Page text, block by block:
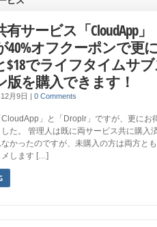
サービス「CloudApp」
が40%オフクーポンで更
$18でライフタイムサ
版を購入できます！
月9日 | 0 Comments
」と「Droplr」ですが、更にお
た。 管理人は既に両サービス共に購入
かったのですが、未購入の方は両方と
メします […]